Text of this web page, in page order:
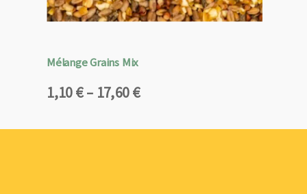
Mélange Grains Mix
1,10€– 17,60€
Plage
prix :